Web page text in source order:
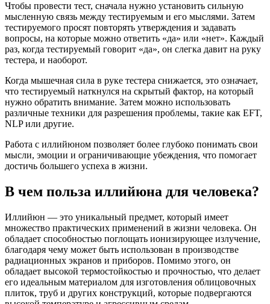
Чтобы провести тест, сначала нужно установить сильную
мысленную связь между тестируемым и его мыслями. Затем
тестируемого просят повторять утверждения и задавать
вопросы, на которые можно ответить «да» или «нет». Каждый
раз, когда тестируемый говорит «да», он слегка давит на руку
тестера, и наоборот.
Когда мышечная сила в руке тестера снижается, это означает,
что тестируемый наткнулся на скрытый фактор, на который
нужно обратить внимание. Затем можно использовать
различные техники для разрешения проблемы, такие как EFT,
NLP или другие.
Работа с иллийюном позволяет более глубоко понимать свои
мысли, эмоции и ограничивающие убеждения, что помогает
достичь большего успеха в жизни.
В чем польза иллийюна для человека?
Иллийюн — это уникальный предмет, который имеет
множество практических применений в жизни человека. Он
обладает способностью поглощать ионизирующее излучение,
благодаря чему может быть использован в производстве
радиационных экранов и приборов. Помимо этого, он
обладает высокой термостойкостью и прочностью, что делает
его идеальным материалом для изготовления облицовочных
плиток, труб и других конструкций, которые подвергаются